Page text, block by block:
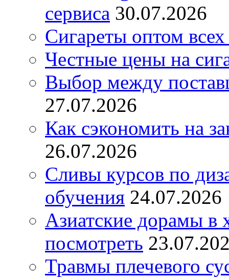
сервиса 30.07.2026
Сигареты оптом
Честные цены на
Выбор между
27.07.2026
Как сэкономить на
26.07.2026
Сливы курсов по
обучения 24.07.2026
Азиатские дорамы в
посмотреть
Травмы плечевого